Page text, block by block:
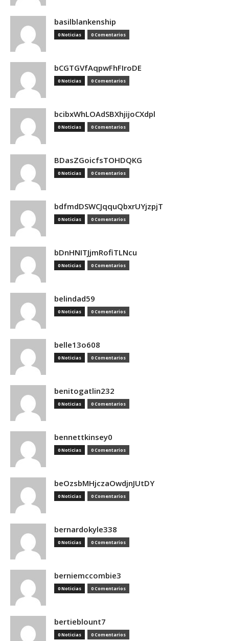
basilblankenship
0 Noticias 0 Comentarios
bCGTGVfAqpwFhFIroDE
0 Noticias 0 Comentarios
bcibxWhLOAdSBXhjijoCXdpl
0 Noticias 0 Comentarios
BDasZGoicfsTOHDQKG
0 Noticias 0 Comentarios
bdfmdDSWCJqquQbxrUYjzpjT
0 Noticias 0 Comentarios
bDnHNITJjmRofiTLNcu
0 Noticias 0 Comentarios
belindad59
0 Noticias 0 Comentarios
belle13o608
0 Noticias 0 Comentarios
benitogatlin232
0 Noticias 0 Comentarios
bennettkinsey0
0 Noticias 0 Comentarios
beOzsbMHjczaOwdjnJUtDY
0 Noticias 0 Comentarios
bernardokyle338
0 Noticias 0 Comentarios
berniemccombie3
0 Noticias 0 Comentarios
bertieblount7
0 Noticias 0 Comentarios